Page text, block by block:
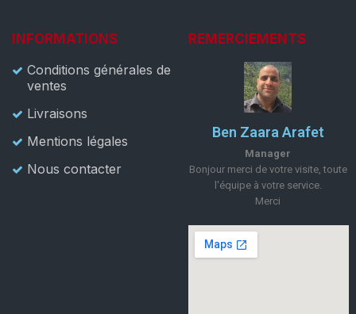
INFORMATIONS
Conditions générales de
ventes
Livraisons
Mentions légales
Nous contacter
REMERCIEMENTS
Ben Zaara Arafet
Manager
Bonjour merci de votre visite, toute
l'équipe à votre service.
Merci